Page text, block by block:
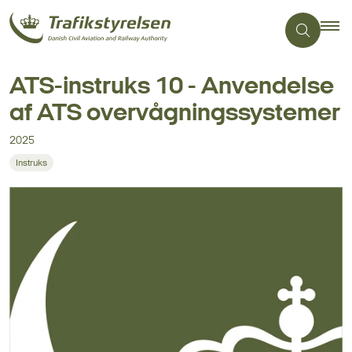
ATS-instruks 10 - Anvendelse
af ATS overvågningssystemer
2025
Instruks